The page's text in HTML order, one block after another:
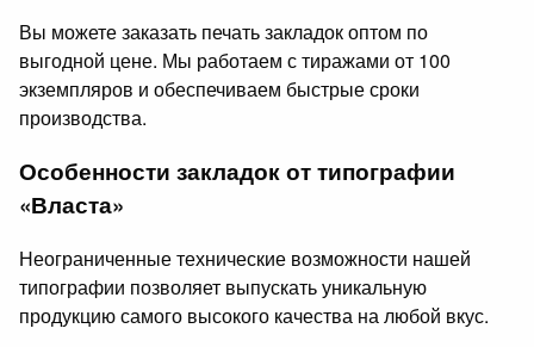
Вы можете заказать печать закладок оптом по
выгодной цене. Мы работаем с тиражами от 100
экземпляров и обеспечиваем быстрые сроки
производства.
Особенности закладок от типографии
«Власта»
Неограниченные технические возможности нашей
типографии позволяет выпускать уникальную
продукцию самого высокого качества на любой вкус.